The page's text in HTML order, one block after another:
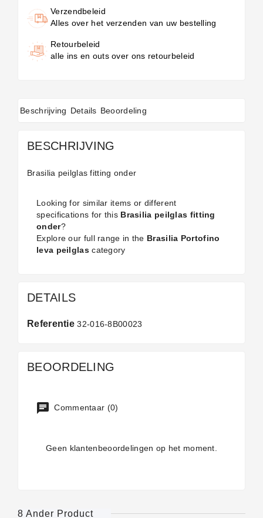
Verzendbeleid
Alles over het verzenden van uw bestelling
Retourbeleid
alle ins en outs over ons retourbeleid
Beschrijving Details Beoordeling
BESCHRIJVING
Brasilia peilglas fitting onder
Looking for similar items or different
specifications for this Brasilia peilglas fitting
onder?
Explore our full range in the Brasilia Portofino
leva peilglascategory
DETAILS
Referentie 32-016-8B00023
BEOORDELING
Commentaar (0)
Geen klantenbeoordelingen op het moment.
8 Ander Product